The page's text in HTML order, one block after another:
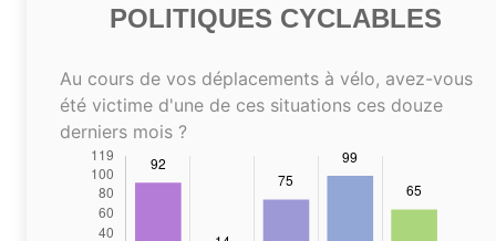
POLITIQUES CYCLABLES
Au cours de vos déplacements à vélo, avez-vous
été victime d'une de ces situations ces douze
derniers mois ?